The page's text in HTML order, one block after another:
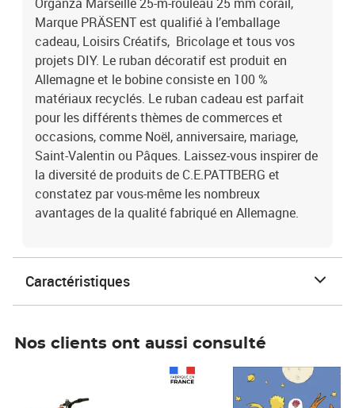
Marque PRÄSENT est qualifié à l’emballage
cadeau, Loisirs Créatifs, Bricolage et tous vos
projets DIY. Le ruban décoratif est produit en
Allemagne et le bobine consiste en 100 %
matériaux recyclés. Le ruban cadeau est parfait
pour les différents thèmes de commerces et
occasions, comme Noël, anniversaire, mariage,
Saint-Valentin ou Pâques. Laissez-vous inspirer de
la diversité de produits de C.E.PATTBERG et
constatez par vous-même les nombreux
avantages de la qualité fabriqué en Allemagne.
Caractéristiques
Nos clients ont aussi consulté
Prix 7,50€